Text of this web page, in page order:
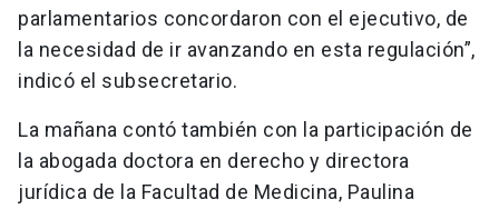
parlamentarios concordaron con el ejecutivo, de
la necesidad de ir avanzando en esta regulación”,
indicó el subsecretario.
La mañana contó también con la participación de
la abogada doctora en derecho y directora
jurídica de la Facultad de Medicina, Paulina